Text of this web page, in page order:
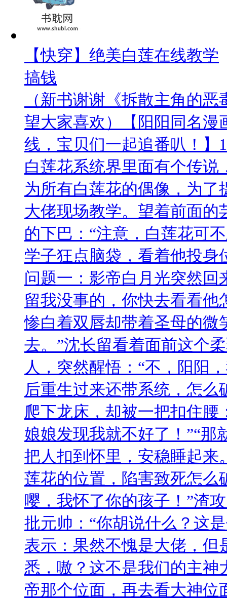
【快穿】绝美白莲在线教学
搞钱
（新书谢谢《拆散主角的
望大家喜欢）【阳阳同名漫
线，宝贝们一起追番叭！】
白莲花系统界里面有个传
为所有白莲花的偶像，为
大佬现场教学。望着前面
的下巴：“注意，白莲花可
学子狂点脑袋，看着他投
问题一：影帝白月光突然回
留我没事的，你快去看看他
惨白着双唇却带着圣母的微
去。”沈长留看着面前这个
人，突然醒悟：“不，阳阳
后重生过来还带系统，怎
爬下龙床，却被一把扣住腰
娘娘发现我就不好了！”“那
把人扣到怀里，安稳睡起来
莲花的位置，陷害致死怎么
嘤，我怀了你的孩子！”渣
批元帅：“你胡说什么？这
表示：果然不愧是大佬，
悉，嗷？这不是我们的主神
帝那个位面，再去看大神位